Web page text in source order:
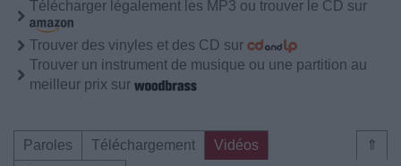
Télécharger légalement les MP3 ou trouver le CD sur
Trouver des vinyles et des CD sur
Trouver un instrument de musique ou une partition au
meilleur prix sur
⇑
Paroles Téléchargement
Vidéos